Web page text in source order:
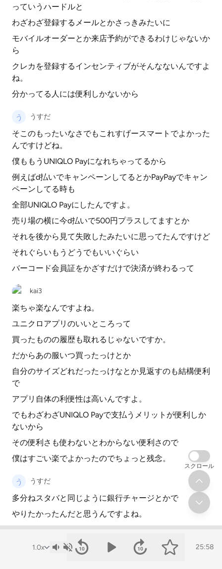
っていうハードルと
わざわざ登録するメールとかさっきみたいに
モバイルオーダーとか来店予約ができるわけじゃないか
ら
クレカを登録するインセンティブがそんなないんですよ
ね。
分かってる人には便利しかないから
うすだ
そこのもったいなさでもこれすげースマートでよかった
んですけどね。
僕ももうUNIQLO Payになれちゃってるから
例えばd払いでキャンペーンしてるとかPayPayでキャン
ペーンしてる時も
全部UNIQLO Payにしたんですよ。
売り場の横に今d払いで500円プラスしてますとか
それを後から見て失敗したみたいに思ってたんですけど
それぐらいもうどうでもいいぐらい
バーコード会員証をかざすだけで決済が終わるって
kai3
楽ちゃ楽なんですよね。
ユニクロアプリのいいところって
買ったものの履歴も取れるじゃないですか。
だからあの服いつ買ったっけとか
自分のサイズどれだったっけなとか見返すのも結構便利
で
アプリ自体の利便性は高いんですよ。
でもわざわざUNIQLO Payで支払うメリットが便利しか
ないから
その便利さも使わないとわからない便利さので
僕はすごい楽でよかったのでちょっと残念。
うすだ
多分ねスタバと同じように銀行チャージとかで
やりたかったんだと思うんですよね。
一応ね銀行はね登録はできますけどね。
25:58
スクロール